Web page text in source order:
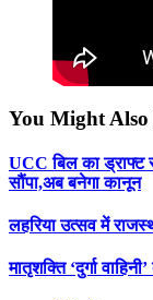
You Might
UCC बिल का ड्राफ्ट
सौंपा,अब बनेगा कानून
लहरिया उत्सव में
मातृशक्ति ‘दुर्गा